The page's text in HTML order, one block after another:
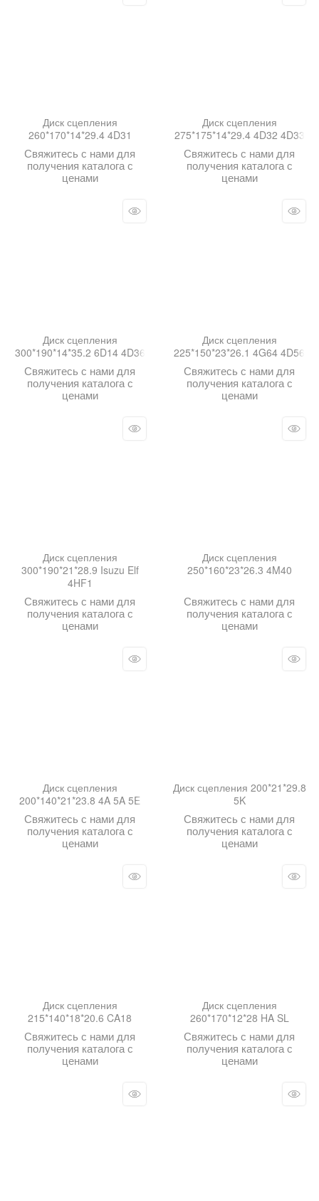
Диск сцепления
260*170*14*29.4 4D31
Свяжитесь с нами для
получения каталога с
ценами
Диск сцепления
275*175*14*29.4 4D32 4D33
Свяжитесь с нами для
получения каталога с
ценами
Диск сцепления
300*190*14*35.2 6D14 4D36
Свяжитесь с нами для
получения каталога с
ценами
Диск сцепления
225*150*23*26.1 4G64 4D56
Свяжитесь с нами для
получения каталога с
ценами
Диск сцепления
300*190*21*28.9 Isuzu Elf
4HF1
Свяжитесь с нами для
получения каталога с
ценами
Диск сцепления
250*160*23*26.3 4M40
Свяжитесь с нами для
получения каталога с
ценами
Диск сцепления
200*140*21*23.8 4A 5A 5E
Свяжитесь с нами для
получения каталога с
ценами
Диск сцепления 200*21*29.8
5K
Свяжитесь с нами для
получения каталога с
ценами
Диск сцепления
215*140*18*20.6 CA18
Свяжитесь с нами для
получения каталога с
ценами
Диск сцепления
260*170*12*28 HA SL
Свяжитесь с нами для
получения каталога с
ценами